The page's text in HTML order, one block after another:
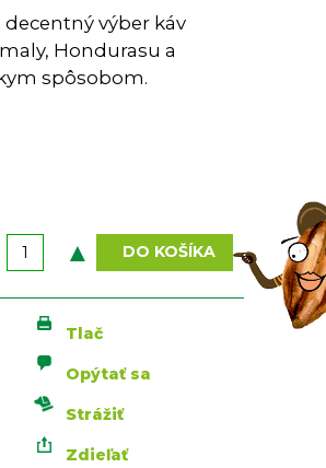
decentný výber káv
Hondurasu a
spôsobom.
DO KOŠÍKA
Tlač
Opýtať sa
Strážiť
Zdieľať